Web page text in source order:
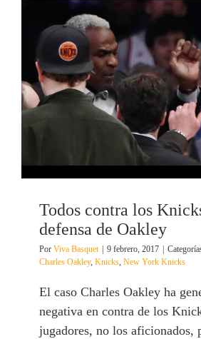
Todos contra los
defensa de Oakley
Por Viva Basquet 9 febrero, 2017
Charles Oakley, Knicks, New York Knicks
El caso Charles Oakley ha
negativa en contra de los
jugadores, no los aficionados,